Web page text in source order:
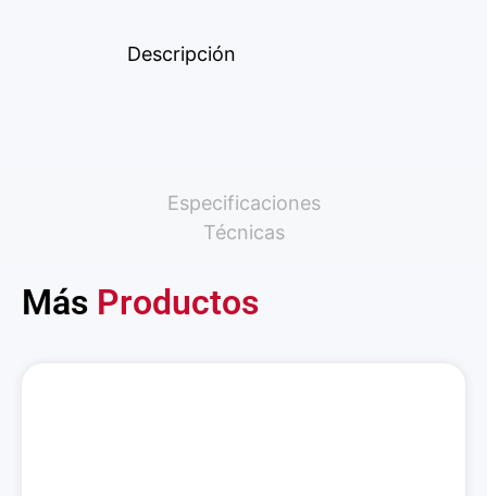
Descripción
Especificaciones
Técnicas
Más Productos